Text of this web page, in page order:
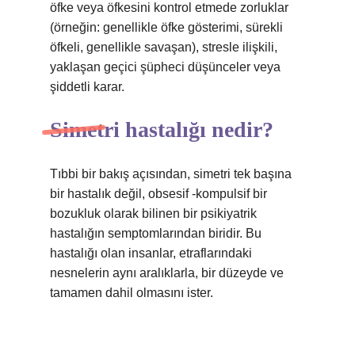
öfke veya öfkesini kontrol etmede zorluklar
(örneğin: genellikle öfke gösterimi, sürekli
öfkeli, genellikle savaşan), stresle ilişkili,
yaklaşan geçici şüpheci düşünceler veya
şiddetli karar.
Simetri hastalığı nedir?
Tıbbi bir bakış açısından, simetri tek başına
bir hastalık değil, obsesif -kompulsif bir
bozukluk olarak bilinen bir psikiyatrik
hastalığın semptomlarından biridir. Bu
hastalığı olan insanlar, etraflarındaki
nesnelerin aynı aralıklarla, bir düzeyde ve
tamamen dahil olmasını ister.